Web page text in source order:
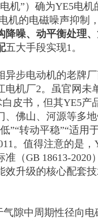
电机”）确为YE5电机
机的电磁噪声抑制
降噪、动平衡处理
五大手段实现1。
异步电动机的老牌
电机厂2。虽官网未
皮书，但其YE5产
、佛山、河源等多
”“转动平稳”“适用
。值得注意的是，
（GB 18613-2020
效升级的核心配套
隙中周期性径向电